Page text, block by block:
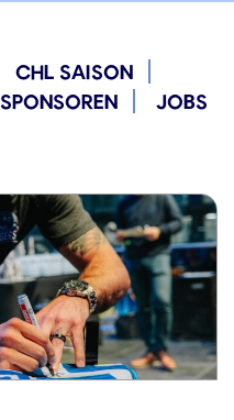
CHL SAISON
SPONSOREN JOBS